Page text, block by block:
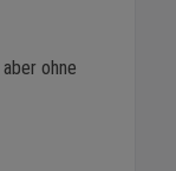
ohne